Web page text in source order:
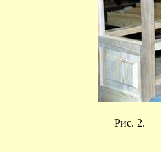
Рис. 2. —